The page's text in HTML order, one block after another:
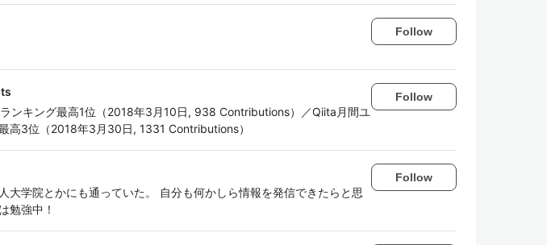
Follow
ンキング最高1位（2018年3月10日, 938 Contributions）／Qiita月間ユ
高3位（2018年3月30日, 1331 Contributions）
Follow
大学院とかにも通っていた。 自分も何かしら情報を発信できたらと思
勉強中！
Follow